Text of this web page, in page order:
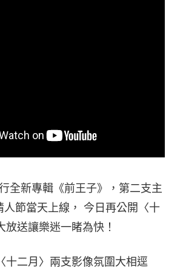
全新專輯《前王子》，第二支主
人節當天上線， 今日再公開〈十
放送讓樂迷一睹為快！
十二月〉兩支影像氛圍大相逕